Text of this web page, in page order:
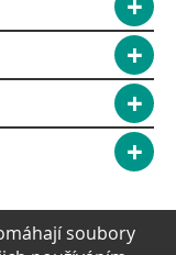
soubory